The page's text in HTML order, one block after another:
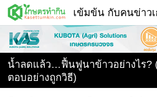
Skip
content
พืช
หน้าแรก
แวดวงเกษตร
เข้มข้น กับคนข่าว
น้ำลดแล้ว…ฟื้นฟูนาข้าวอย่างไร?
ตอบอย่างถูกวิธี)